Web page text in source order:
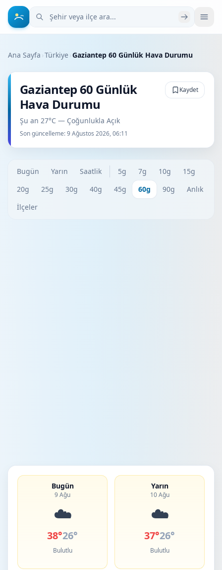
Şehir veya ilçe ara
Ana Sayfa ›Türkiye›Gaziantep 60 Günlük Hava Durumu
Gaziantep 60 Günlük
Hava Durumu
Şu an 27°C — Çoğunlukla Açık
Son güncelleme:9 Ağustos 2026, 06:11
Kaydet
Bugün Yarın Saatlik 5g 7g 10g
15g
20g
25g 30g 40g 45g 60g 90g
Anlık
İlçeler
Bugün
9 Ağu
☁️
38°26°
Bulutlu
Yarın
10 Ağu
☁️
37°26°
Bulutlu